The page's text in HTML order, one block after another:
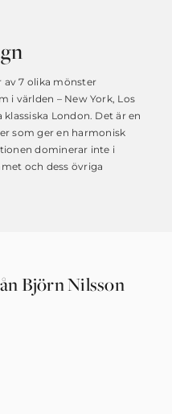
av 7 olika mönster
i världen – New York, Los
London. Det är en
som ger en harmonisk
dominerar inte i
och dess övriga
Björn Nilsson